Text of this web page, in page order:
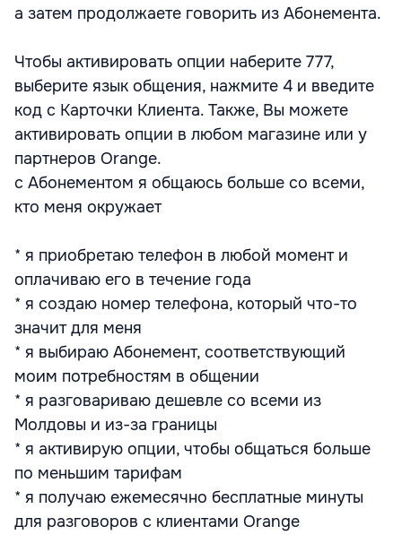
а затем продолжаете говорить из Абонемента.
Чтобы активировать опции наберите 777,
выберите язык общения, нажмите 4 и введите
код с Карточки Клиента. Также, Вы можете
активировать опции в любом магазине или у
партнеров Orange.
с Абонементом я общаюсь больше со всеми,
кто меня окружает
* я приобретаю телефон в любой момент и
оплачиваю его в течение года
* я создаю номер телефона, который что-то
значит для меня
* я выбираю Абонемент, соответствующий
моим потребностям в общении
* я разговариваю дешевле со всеми из
Молдовы и из-за границы
* я активирую опции, чтобы общаться больше
по меньшим тарифам
* я получаю ежемесячно бесплатные минуты
для разговоров с клиентами Orange